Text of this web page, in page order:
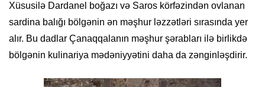
Xüsusilə Dardanel boğazı və Saros körfəzindən ovlanan
sardina balığı bölgənin ən məşhur ləzzətləri sırasında yer
alır. Bu dadlar Çanaqqalanın məşhur şərabları ilə birlikdə
bölgənin kulinariya mədəniyyətini daha da zənginləşdirir.